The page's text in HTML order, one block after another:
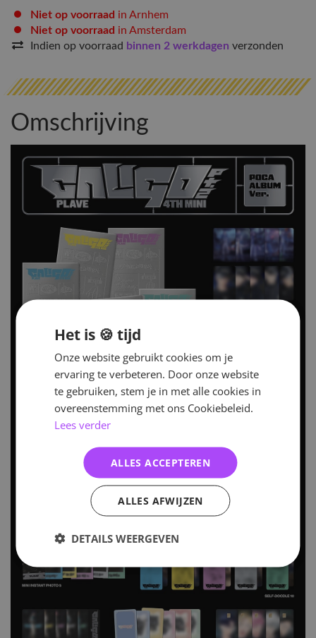
Niet op voorraad in Arnhem
Niet op voorraad in Amsterdam
Indien op voorraad binnen 2 werkdagen verzonden
Omschrijving
Het is 🍪 tijd
Onze website gebruikt cookies om je
ervaring te verbeteren. Door onze website
te gebruiken, stem je in met alle cookies in
overeenstemming met ons Cookiebeleid.
Lees verder
ALLES ACCEPTEREN
ALLES AFWIJZEN
DETAILS WEERGEVEN